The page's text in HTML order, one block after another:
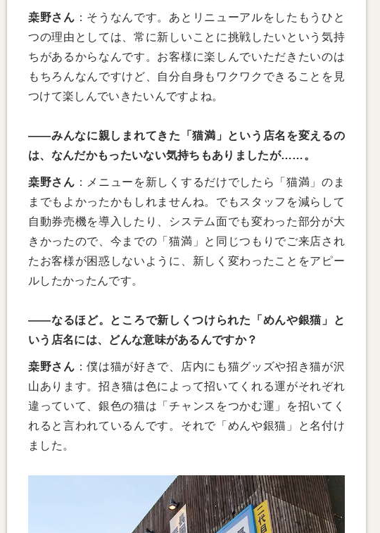
桒野さん ：そうなんです。あとリニューアルをしたもうひと
つの理由としては、常に新しいことに挑戦したいという気持
ちがあるからなんです。お客様に楽しんでいただきたいのは
もちろんなんですけど、自分自身もワクワクできることを見
つけて楽しんでいきたいんですよね。
――みんなに親しまれてきた「猫満」という店名を変えるの
は、なんだかもったいない気持ちもありましたが……。
桒野さん ：メニューを新しくするだけでしたら「猫満」のま
までもよかったかもしれませんね。でもスタッフを減らして
自動券売機を導入したり、システム面でも変わった部分が大
きかったので、今までの「猫満」と同じつもりでご来店され
たお客様が困惑しないように、新しく変わったことをアピー
ルしたかったんです。
――なるほど。ところで新しくつけられた「めんや銀猫」と
いう店名には、どんな意味があるんですか？
桒野さん ：僕は猫が好きで、店内にも猫グッズや招き猫が沢
山あります。招き猫は色によって招いてくれる運がそれぞれ
違っていて、銀色の猫は「チャンスをつかむ運」を招いてく
れると言われているんです。それで「めんや銀猫」と名付け
ました。